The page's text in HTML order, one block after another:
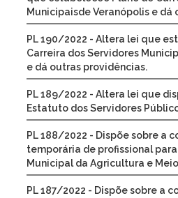
Municipaisde Veranópolis e dá
PL 190/2022 - Altera lei que
Carreira dos Servidores
e dá outras providências.
PL 189/2022 - Altera lei que
Estatuto dos Servidores
PL 188/2022 - Dispõe sobre a
temporária de profissional
Municipal da Agricultura e
PL 187/2022 - Dispõe sobre a